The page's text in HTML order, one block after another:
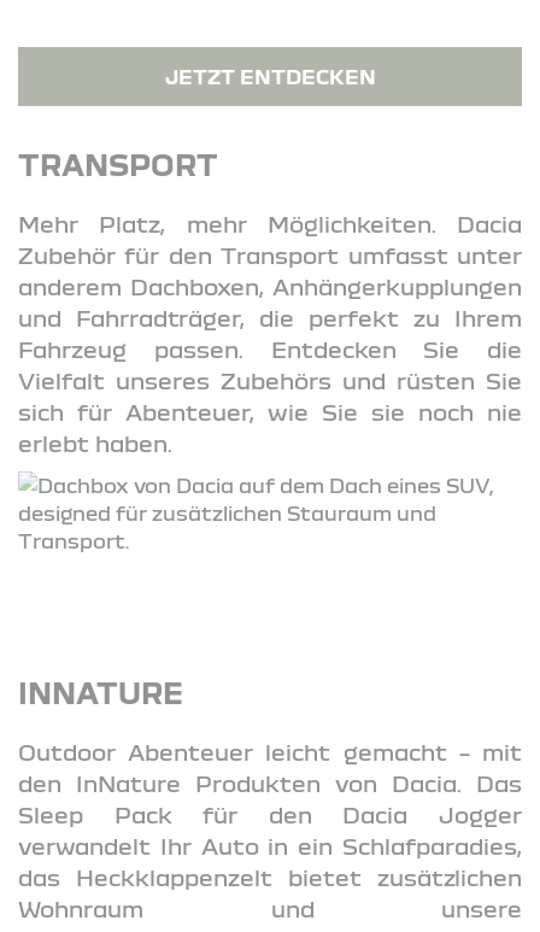
JETZT ENTDECKEN
TRANSPORT
Mehr Platz, mehr Möglichkeiten. Dacia
Zubehör für den Transport umfasst unter
anderem Dachboxen, Anhängerkupplungen
und Fahrradträger, die perfekt zu Ihrem
Fahrzeug passen. Entdecken Sie die
Vielfalt unseres Zubehörs und rüsten Sie
sich für Abenteuer, wie Sie sie noch nie
erlebt haben.
INNATURE
Outdoor Abenteuer leicht gemacht – mit
den InNature Produkten von Dacia. Das
Sleep Pack für den Dacia Jogger
verwandelt Ihr Auto in ein Schlafparadies,
das Heckklappenzelt bietet zusätzlichen
Wohnraum und unsere